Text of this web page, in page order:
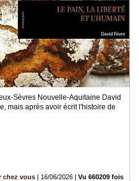
Sèvres Nouvelle-Aquitaine David
mais après avoir écrit l'histoire de
chez vous | 16/06/2026 | Vu 660209 fois